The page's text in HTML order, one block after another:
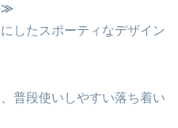
したスポーティなデザイン
普段使いしやすい落ち着い